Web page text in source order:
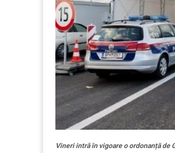
Vineri intră în vigoare o ordonanță de